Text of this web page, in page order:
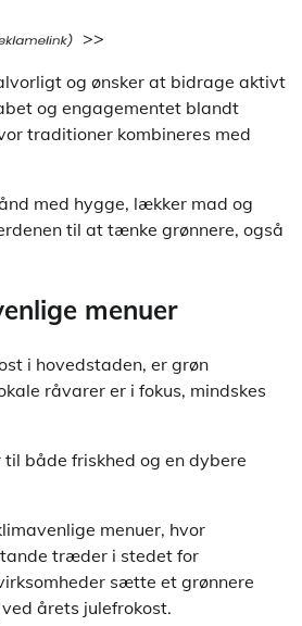
>>
og ønsker at bidrage aktivt
og engagementet blandt
traditioner kombineres med
med hygge, lækker mad og
til at tænke grønnere, også
menuer
i hovedstaden, er grøn
råvarer er i fokus, mindskes
både friskhed og en dybere
menuer, hvor
træder i stedet for
sætte et grønnere
årets julefrokost.